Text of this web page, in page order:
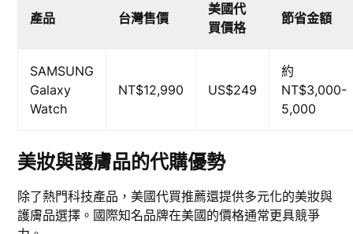
產品 台灣售價
美國代
買價格
節省金額
SAMSUNG
Galaxy
Watch
NT$12,990 US$249
約
NT$3,000-
5,000
美妝與護膚品的代購優勢
除了熱門科技產品，美國代買推薦還提供多元化的美妝與
護膚品選擇。國際知名品牌在美國的價格通常更具競爭